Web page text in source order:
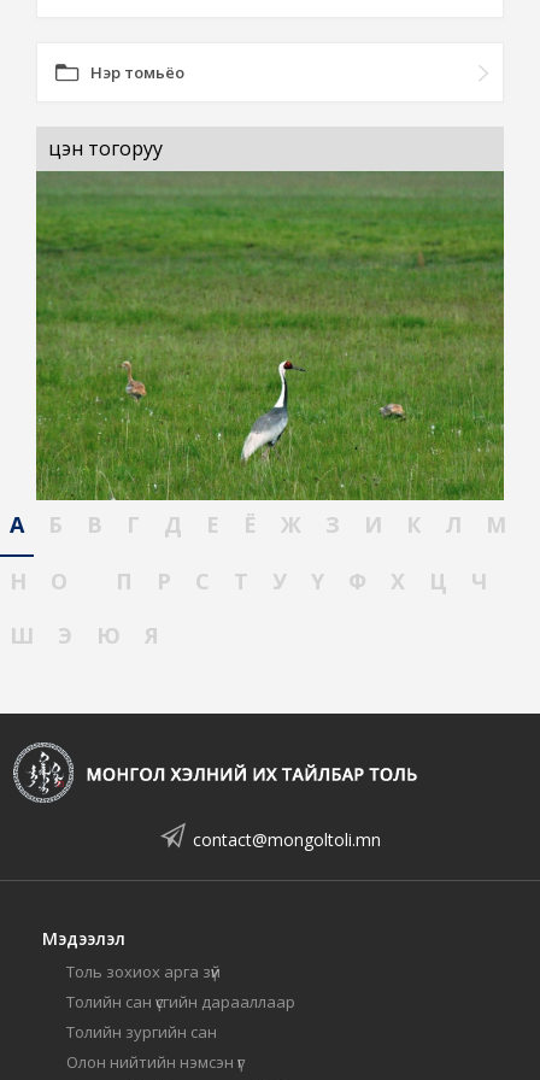
Нэр томьёо
цэн тогоруу
А Б В Г Д Е Ё Ж З И К Л
М
Н
О П Р С Т У Ү Ф Х Ц
Ч
Ш
Э Ю Я
contact@mongoltoli.mn
Мэдээлэл
Толь зохиох арга зүй
Толийн сан үсгийн дарааллаар
Толийн зургийн сан
Олон нийтийн нэмсэн үг